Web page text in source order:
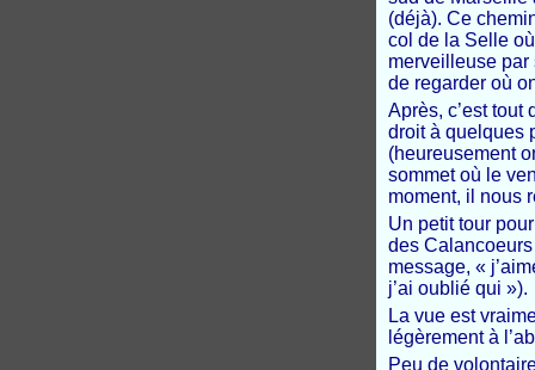
(déjà). Ce
col de la Selle
merveilleuse par
de regarder où
Après, c’est tout
droit à quelques
(heureusement
sommet où le
moment, il nous
Un petit tour
des
message, «
j’ai oublié qui »).
La vue est
légèrement à
Peu de